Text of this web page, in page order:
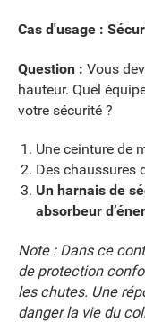
Cas d'usage :
Question : Vous
hauteur. Quel
votre sécurité ?
Une ceinture de
Des chaussures
Un harnais de
absorbeur
Note : Dans ce
de protection
les chutes. Une
danger la vie du